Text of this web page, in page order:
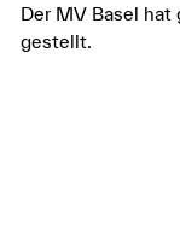
Der MV Basel hat
gestellt.